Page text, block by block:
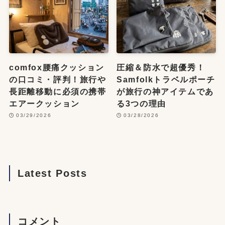
comfox腰痛クッション
の口コミ・評判！旅行や
長距離移動に必須の携帯
エアークッション
03/29/2026
圧縮＆防水で超優秀！
Samfolkトラベルポーチ
が旅行の神アイテムであ
る3つの理由
03/28/2026
Latest Posts
コメント